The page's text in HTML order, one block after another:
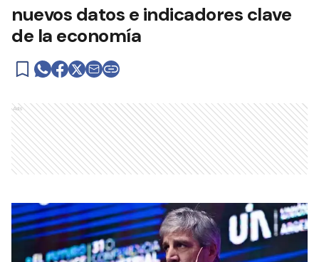
nuevos datos e indicadores clave
de la economía
Ads